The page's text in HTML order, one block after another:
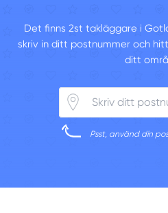
Det finns 2st takläggare i
skriv in ditt postnummer och
ditt
Psst, använd din